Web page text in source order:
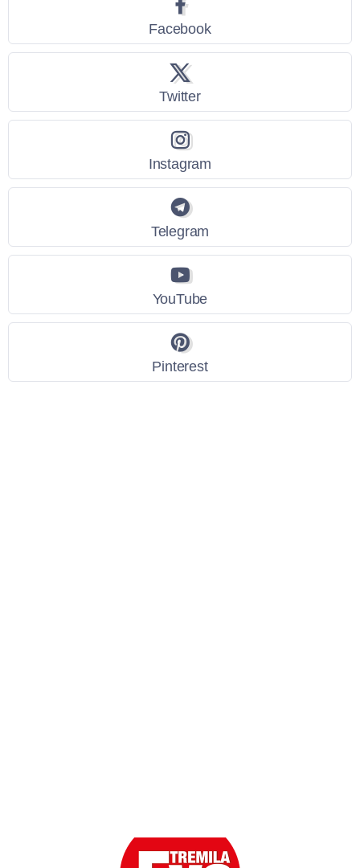
Facebook
Twitter
Instagram
Telegram
YouTube
Pinterest